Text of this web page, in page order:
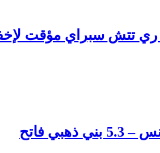
ري تتش سبراي مؤقت
فاتح